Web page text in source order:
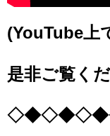
(YouTube上
是非ご覧く